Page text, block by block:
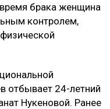
брака женщина
контролем,
отбывает 24-летний
Нукеновой. Ранее